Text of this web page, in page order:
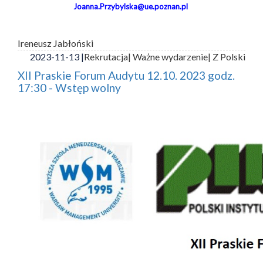
Joanna.Przybylska@ue.poznan.pl
Ireneusz Jabłoński
2023-11-13 |Rekrutacja| Ważne wydarzenie| Z Polski
XII Praskie Forum Audytu 12.10. 2023 godz.
17:30 - Wstęp wolny